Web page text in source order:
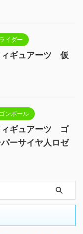
イダー
ィギュアーツ 仮
ンボール
ィギュアーツ ゴ
ーサイヤ人ロゼ